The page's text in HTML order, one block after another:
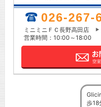
026-267-
ミニミニＦＣ長野高田店
営業時間：10:00～18:00
歩18